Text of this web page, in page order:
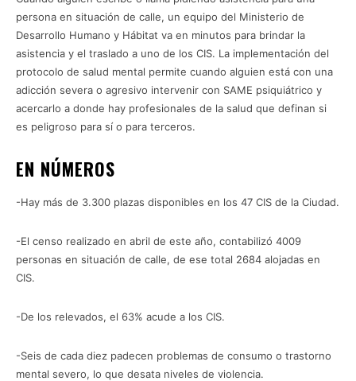
persona en situación de calle, un equipo del Ministerio de
Desarrollo Humano y Hábitat va en minutos para brindar la
asistencia y el traslado a uno de los CIS. La implementación del
protocolo de salud mental permite cuando alguien está con una
adicción severa o agresivo intervenir con SAME psiquiátrico y
acercarlo a donde hay profesionales de la salud que definan si
es peligroso para sí o para terceros.
EN NÚMEROS
-Hay más de 3.300 plazas disponibles en los 47 CIS de la Ciudad.
-El censo realizado en abril de este año, contabilizó 4009
personas en situación de calle, de ese total 2684 alojadas en
CIS.
-De los relevados, el 63% acude a los CIS.
-Seis de cada diez padecen problemas de consumo o trastorno
mental severo, lo que desata niveles de violencia.